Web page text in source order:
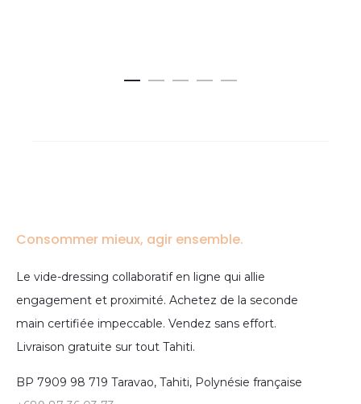
Consommer mieux, agir ensemble.
Le vide-dressing collaboratif en ligne qui allie
engagement et proximité. Achetez de la seconde
main certifiée impeccable. Vendez sans effort.
Livraison gratuite sur tout Tahiti.
BP 7909 98 719 Taravao, Tahiti, Polynésie française